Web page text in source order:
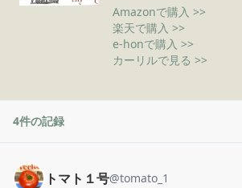
Amazonで購入 >>
楽天で購入 >>
e-honで購入 >>
カーリルで見る >>
4件の記録
トマト１号@tomato_1